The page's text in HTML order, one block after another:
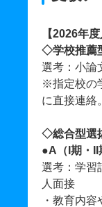
【2026年
◇学校推薦
選考：小論
※指定校の
に直接連絡。
◇総合型選
●A（I期・II
選考：学習
人面接
・教育内